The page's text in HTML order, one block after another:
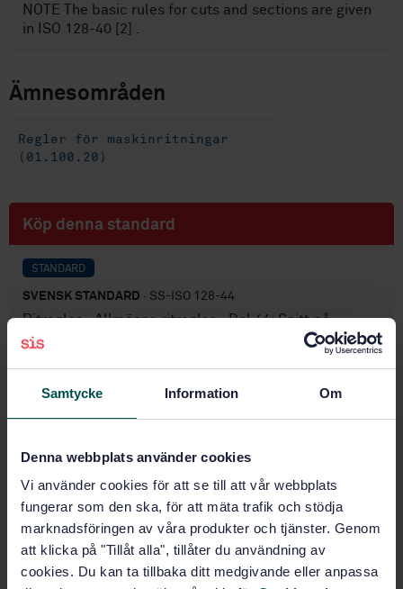
Samtycke Information Om
Denna webbplats använder cookies
Vi använder cookies för att se till att vår webbplats
fungerar som den ska, för att mäta trafik och stödja
marknadsföringen av våra produkter och tjänster. Genom
att klicka på "Tillåt alla", tillåter du användning av
cookies. Du kan ta tillbaka ditt medgivande eller anpassa
NOTE The basic rules for cuts and sections are given
in ISO 128-40 [2] .
Ämnesområden
Regler för maskinritningar
(01.100.20)
Köp denna standard
STANDARD
SVENSK STANDARD · SS-ISO 128-44
Ritregler - Allmänna ritregler - Del 44: Snitt på
maskin ritningar
Pris:789 SEK
Fler alternativ
Produktinformation